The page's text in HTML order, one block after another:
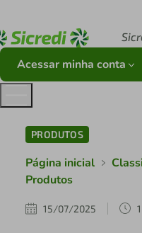
Acessar minha conta
PRODUTOS
Página inicial
Produtos
15/07/2025